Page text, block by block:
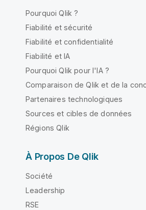
Pourquoi Qlik ?
Fiabilité et sécurité
Fiabilité et confidentialité
Fiabilité et IA
Pourquoi Qlik pour l'IA ?
Comparaison de Qlik et de la
Partenaires technologiques
Sources et cibles de données
Régions Qlik
À Propos De Qlik
Société
Leadership
RSE